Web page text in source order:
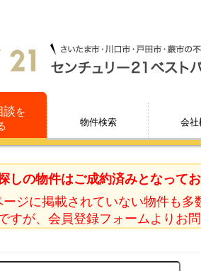
談を
物件検索 会社
しの物件はご成約済みとなってお
ジに掲載されていない物件も多
すが、会員登録フォームよりお問